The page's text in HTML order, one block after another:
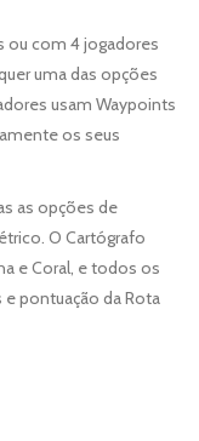
ou com 4 jogadores
uma das opções
usam Waypoints
os seus
as opções de
O Cartógrafo
e Coral, e todos os
pontuação da Rota